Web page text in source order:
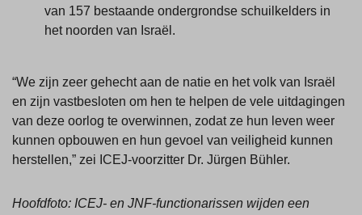
van 157 bestaande ondergrondse schuilkelders in
het noorden van Israël.
“We zijn zeer gehecht aan de natie en het volk van Israël
en zijn vastbesloten om hen te helpen de vele uitdagingen
van deze oorlog te overwinnen, zodat ze hun leven weer
kunnen opbouwen en hun gevoel van veiligheid kunnen
herstellen,” zei ICEJ-voorzitter Dr. Jürgen Bühler.
Hoofdfoto: ICEJ- en JNF-functionarissen wijden een